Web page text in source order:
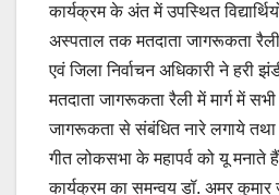
कार्यक्रम के अंत में उपस्थित
अस्पताल तक मतदाता जागरूकता
एवं जिला निर्वाचन अधिकारी ने हरी
मतदाता जागरूकता रैली में मार्ग में सभी
जागरूकता से संबंधित नारे लगाये तथा
गीत लोकसभा के महापर्व को यू मनाते
कार्यक्रम का समन्वय डॉ. अमर